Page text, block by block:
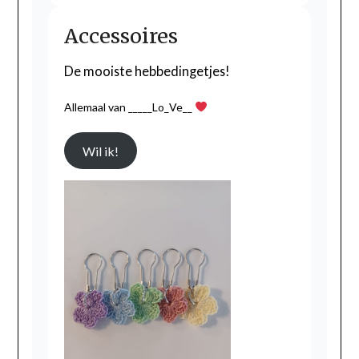
Accessoires
De mooiste hebbedingetjes!
Allemaal van _____Lo_Ve__
Wil ik!